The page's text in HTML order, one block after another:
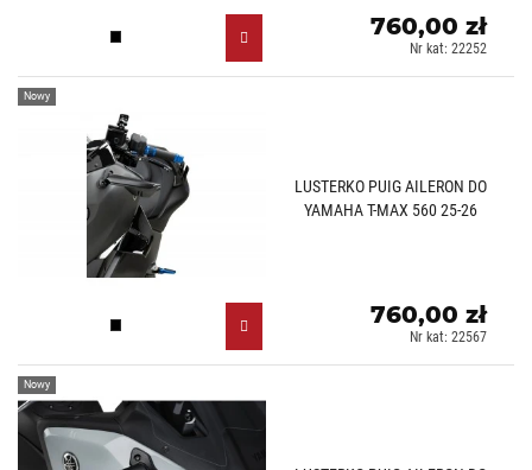
Czarny (N)
760,00 zł
Nr kat: 22252
LUSTERKO PUIG AILERON DO
YAMAHA T-MAX 560 25-26
Czarny (N)
Nowy
760,00 zł
Nr kat: 22567
Nowy